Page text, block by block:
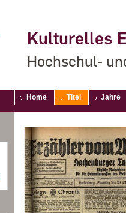
Kulturelles
Hochschul-
Home Titel Jahre